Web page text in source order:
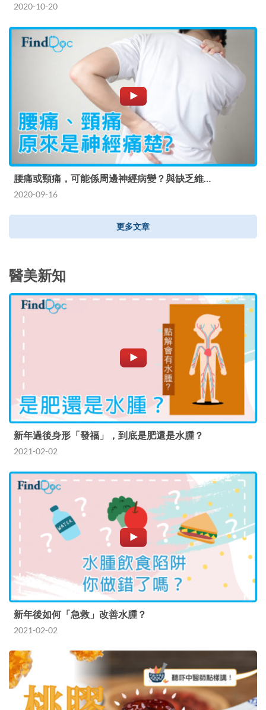
2020-10-20
腰痛或頸痛，可能係周邊神經病變？與缺乏維…
2020-09-16
更多文章
醫美新知
新年過後身形「發福」，到底是肥還是水腫？
2021-02-02
新年後如何「急救」改善水腫？
2021-02-02